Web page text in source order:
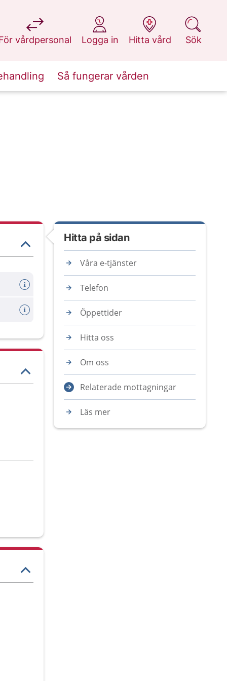
vårdpersonal
på 1177.se
Logga in
på 1177.se
Hitta vård
på 1177.se
Sök
på 1177.se
Så fungerar vården
Hitta på sidan
Våra e-tjänster
Telefon
Öppettider
Hitta oss
Om oss
Relaterade mottagningar
Läs mer